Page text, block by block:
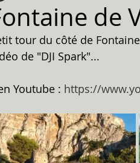
de
tour du côté de
de "DJI Spark"...
Youtube : https://